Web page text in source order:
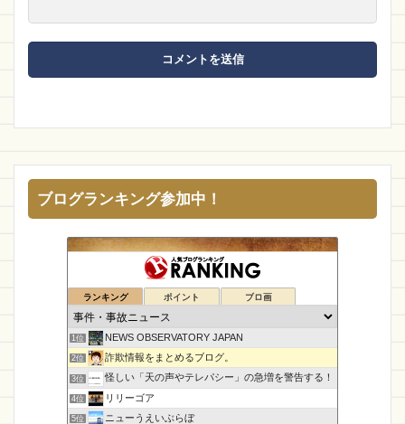
ブログランキング参加中！
ランキング ポイント ブロ画
1位 NEWS OBSERVATORY JAPAN
2位 詐欺情報をまとめるブログ。
3位 怪しい「天の声やテレパシー」の急増を警告する！
4位 リリーゴア
5位 ニューうえいぶらぼ